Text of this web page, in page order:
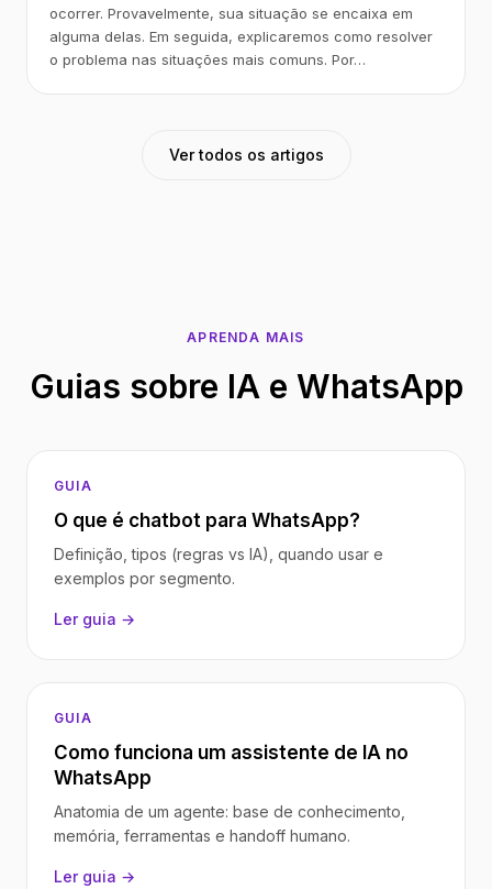
ocorrer. Provavelmente, sua situação se encaixa em
alguma delas. Em seguida, explicaremos como resolver
o problema nas situações mais comuns. Por…
Ver todos os artigos
APRENDA MAIS
Guias sobre IA e WhatsApp
GUIA
O que é chatbot para WhatsApp?
Definição, tipos (regras vs IA), quando usar e
exemplos por segmento.
Ler guia →
GUIA
Como funciona um assistente de IA no
WhatsApp
Anatomia de um agente: base de conhecimento,
memória, ferramentas e handoff humano.
Ler guia →